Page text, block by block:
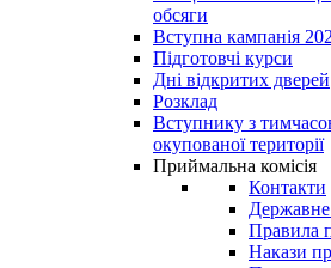
обсяги
Вступна кампанія
Підготовчі курси
Дні відкритих дверей
Розклад
Вступнику з
окупованої території
Приймальна комісія
Контакти
Правила
Накази